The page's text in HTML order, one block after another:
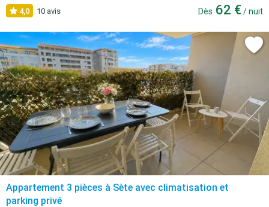
4,0 10 avis Dès 62 € / nuit
Appartement 3 pièces à Sète avec climatisation et
parking privé